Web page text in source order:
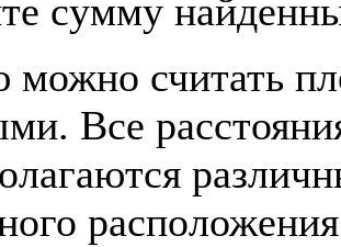
сумму
можно считать
Все